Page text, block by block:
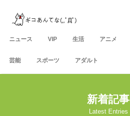
ニュース VIP 生活 アニメ
芸能 スポーツ アダルト
新着記事
Latest Entries